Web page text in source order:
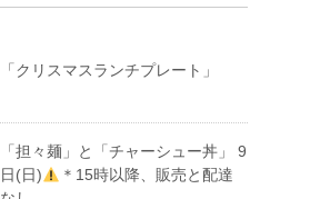
「クリスマスランチプレート」
「担々麺」と「チャーシュー丼」 9
日(日)
＊15時以降、販売と配達